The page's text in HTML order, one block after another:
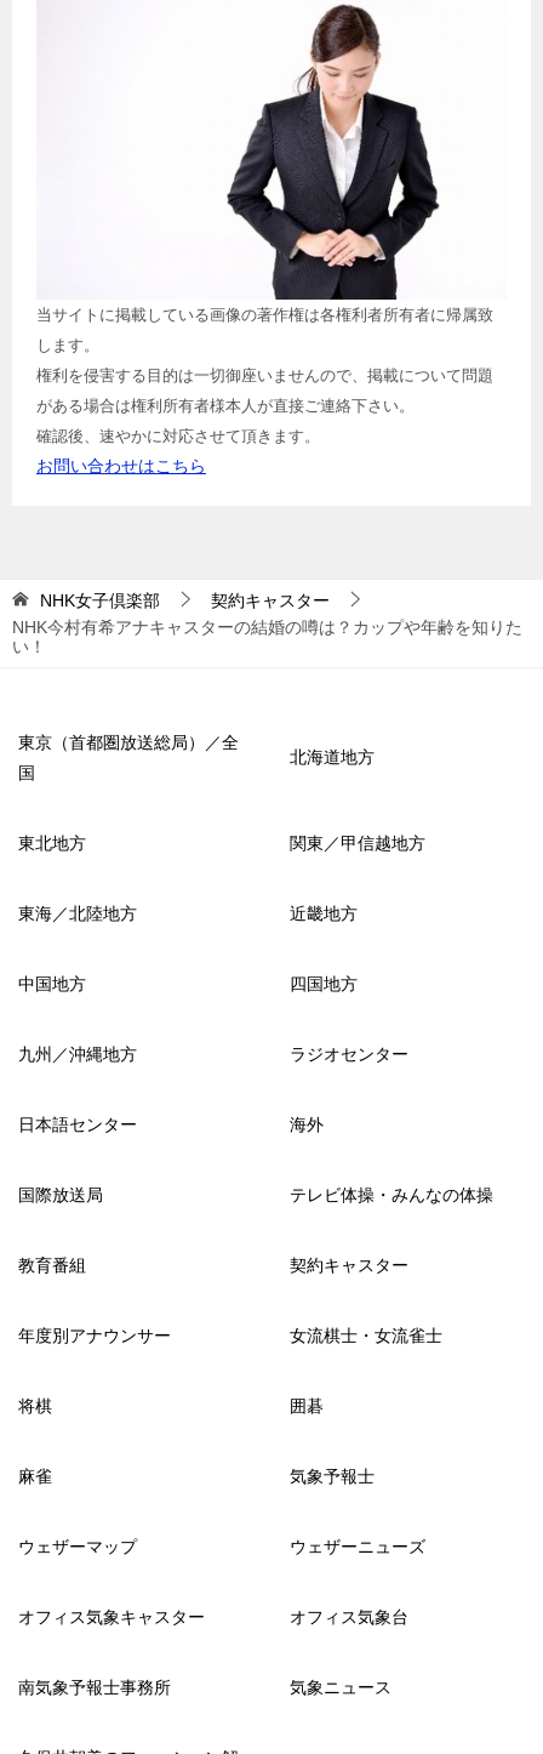
当サイトに掲載している画像の著作権は各権利者所有者に帰属致
します。
権利を侵害する目的は一切御座いませんので、掲載について問題
がある場合は権利所有者様本人が直接ご連絡下さい。
確認後、速やかに対応させて頂きます。
お問い合わせはこちら
NHK女子倶楽部
契約キャスター
NHK今村有希アナキャスターの結婚の噂は？カップや年齢を知りた
い！
東京（首都圏放送総局）／全
国
北海道地方
東北地方 関東／甲信越地方
東海／北陸地方 近畿地方
中国地方 四国地方
九州／沖縄地方 ラジオセンター
日本語センター 海外
国際放送局 テレビ体操・みんなの体操
教育番組 契約キャスター
年度別アナウンサー 女流棋士・女流雀士
将棋 囲碁
麻雀 気象予報士
ウェザーマップ ウェザーニューズ
オフィス気象キャスター オフィス気象台
南気象予報士事務所 気象ニュース